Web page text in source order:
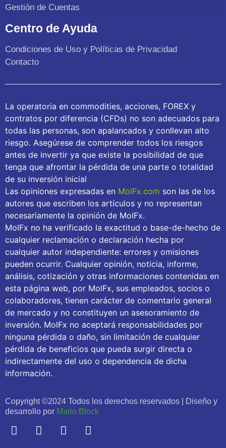
Gestión de Cuentas
Centro de Ayuda
Condiciones de Uso y Políticas de Privacidad
Contacto
La operatoria en commodities, acciones, FOREX y
contratos por diferencia (CFDs) no son adecuados para
todas las personas, son apalancados y conllevan alto
riesgo. Asegúrese de comprender todos los riesgos
antes de invertir ya que existe la posibilidad de que
tenga que afrontar la pérdida de una parte o totalidad
de su inversión inicial
Las opiniones expresadas en MolFx.com son las de los
autores que escriben los artículos y no representan
necesariamente la opinión de MolFx.
MolFx no ha verificado la exactitud o base-de-hecho de
cualquier reclamación o declaración hecha por
cualquier autor independiente: errores y omisiones
pueden ocurrir. Cualquier opinión, noticia, informe,
análisis, cotización y otras informaciones contenidas en
esta página web, por MolFx, sus empleados, socios o
colaboradores, tienen carácter de comentario general
de mercado y no constituyen un asesoramiento de
inversión. MolFx no aceptará responsabilidades por
ninguna pérdida o daño, sin limitación de cualquier
pérdida de beneficios que pueda surgir directa o
indirectamente del uso o dependencia de dicha
información.
Copyright ©2024 Todos los derechos reservados | Diseño y
desarrollo por Mario Block